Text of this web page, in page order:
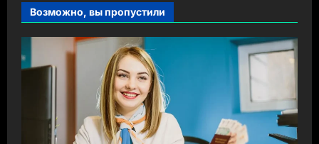
Возможно, вы пропустили